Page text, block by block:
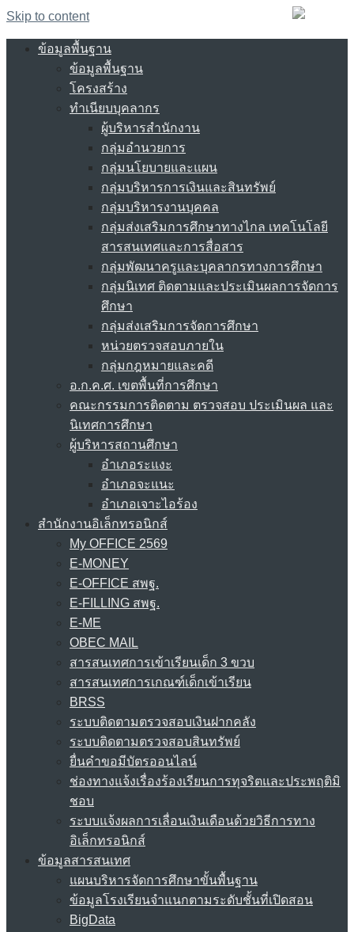
Skip to content
ข้อมูลพื้นฐาน
ข้อมูลพื้นฐาน
โครงสร้าง
ทำเนียบบุคลากร
ผู้บริหารสำนักงาน
กลุ่มอำนวยการ
กลุ่มนโยบายและแผน
กลุ่มบริหารการเงินและสินทรัพย์
กลุ่มบริหารงานบุคคล
กลุ่มส่งเสริมการศึกษาทางไกล เทคโนโลยี
สารสนเทศและการสื่อสาร
กลุ่มพัฒนาครูและบุคลากรทางการศึกษา
กลุ่มนิเทศ ติดตามและประเมินผลการจัดการ
ศึกษา
กลุ่มส่งเสริมการจัดการศึกษา
หน่วยตรวจสอบภายใน
กลุ่มกฎหมายและคดี
อ.ก.ค.ศ. เขตพื้นที่การศึกษา
คณะกรรมการติดตาม ตรวจสอบ ประเมินผล และ
นิเทศการศึกษา
ผู้บริหารสถานศึกษา
อำเภอระแงะ
อำเภอจะแนะ
อำเภอเจาะไอร้อง
สำนักงานอิเล็กทรอนิกส์
My OFFICE 2569
E-MONEY
E-OFFICE สพฐ.
E-FILLING สพฐ.
E-ME
OBEC MAIL
สารสนเทศการเข้าเรียนเด็ก 3 ขวบ
สารสนเทศการเกณฑ์เด็กเข้าเรียน
BRSS
ระบบติดตามตรวจสอบเงินฝากคลัง
ระบบติดตามตรวจสอบสินทรัพย์
ยื่นคำขอมีบัตรออนไลน์
ช่องทางแจ้งเรื่องร้องเรียนการทุจริตและประพฤติมิ
ชอบ
ระบบแจ้งผลการเลื่อนเงินเดือนด้วยวิธีการทาง
อิเล็กทรอนิกส์
ข้อมูลสารสนเทศ
แผนบริหารจัดการศึกษาขั้นพื้นฐาน
ข้อมูลโรงเรียนจำแนกตามระดับชั้นที่เปิดสอน
BigData